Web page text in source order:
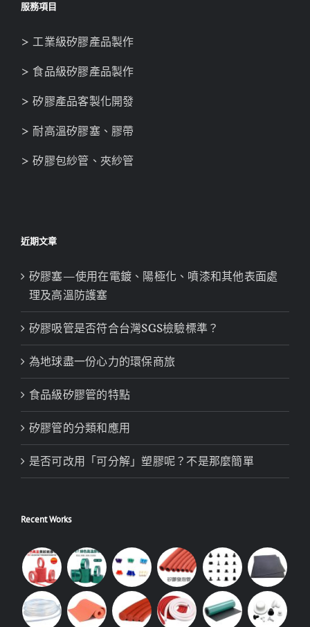
服務項目
> 工業級矽膠產品製作
> 食品級矽膠產品製作
> 矽膠產品客製化開發
> 耐高溫矽膠塞、膠帶
> 矽膠包紗管、夾紗管
近期文章
矽膠塞—使用在電鍍、陽極化、噴漆和其他表面處
理及高溫防護塞
矽膠吸管是否符合台灣SGS檢驗標準？
為地球盡一份心力的環保商旅
食品級矽膠管的特點
矽膠管的分類和應用
是否可改用「可分解」塑膠呢？不是那麼簡單
Recent Works